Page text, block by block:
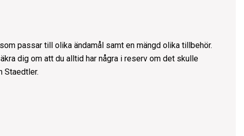
passar till olika ändamål samt en mängd olika tillbehör.
dig om att du alltid har några i reserv om det skulle
Staedtler.